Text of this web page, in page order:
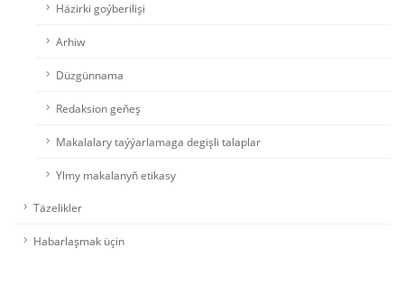
Häzirki goýberilişi
Arhiw
Düzgünnama
Redaksion geňeş
Makalalary taýýarlamaga degişli talaplar
Ylmy makalanyň etikasy
Täzelikler
Habarlaşmak üçin